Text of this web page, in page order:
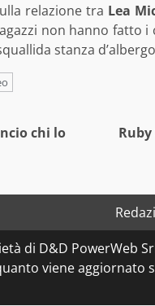
relazione tra Lea
non hanno fatto
stanza
chi lo
di D&D PowerWeb
viene